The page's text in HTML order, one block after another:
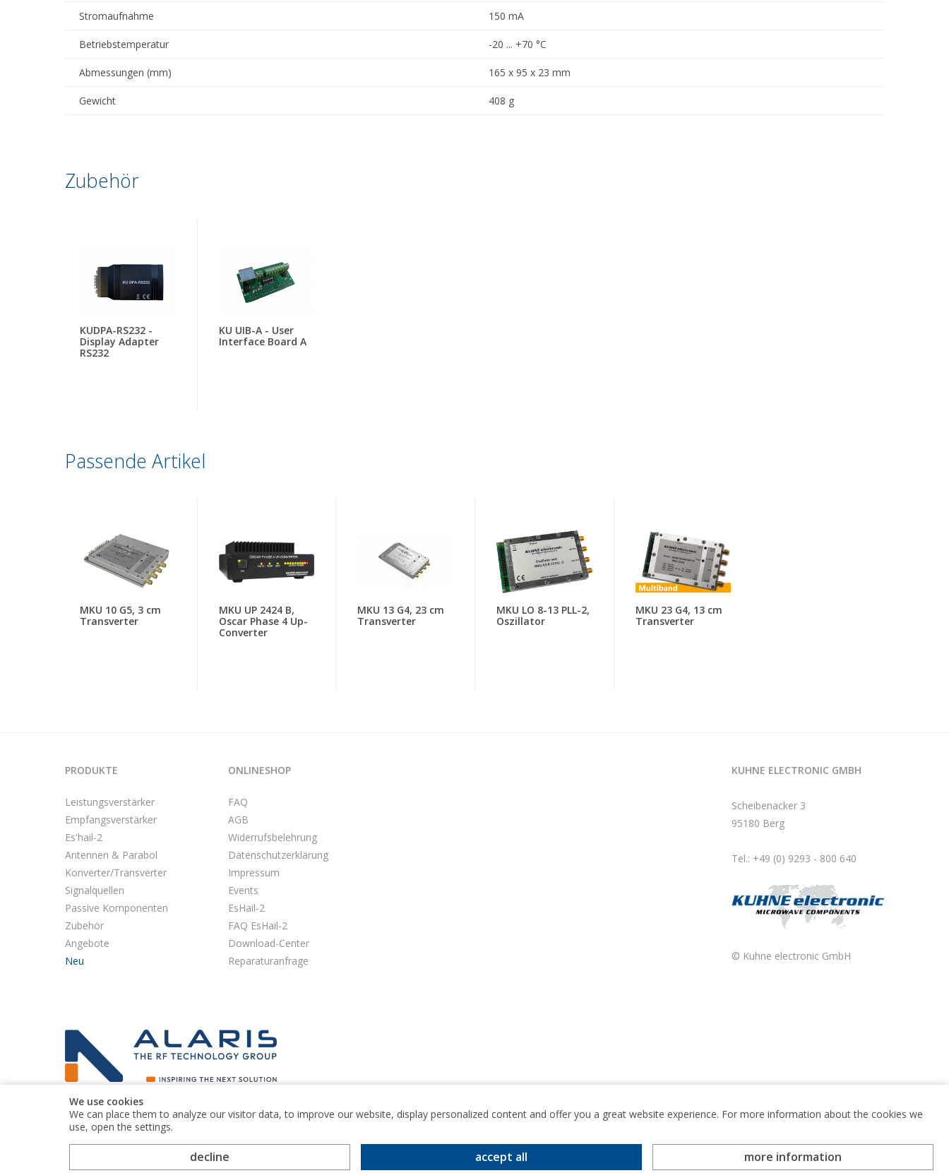
Stromaufnahme 150 mA
Betriebstemperatur -20 ... +70 °C
Abmessungen (mm) 165 x 95 x 23 mm
Gewicht 408 g
Zubehör
KUDPA-RS232 -
Display Adapter
RS232
KU UIB-A - User
Interface Board A
Passende Artikel
MKU 10 G5, 3 cm
Transverter
MKU UP 2424 B,
Oscar Phase 4 Up-
Converter
MKU 13 G4, 23 cm
Transverter
MKU LO 8-13 PLL-2,
Oszillator
MKU 23 G4, 13 cm
Transverter
PRODUKTE
Leistungsverstärker
Empfangsverstärker
Es'hail-2
Antennen & Parabol
Konverter/Transverter
Signalquellen
Passive Komponenten
Zubehör
Angebote
Neu
ONLINESHOP
FAQ
AGB
Widerrufsbelehrung
Datenschutzerklärung
Impressum
Events
EsHail-2
FAQ EsHail-2
Download-Center
Reparaturanfrage
KUHNE ELECTRONIC GMBH
Scheibenacker 3
95180 Berg
Tel.: +49 (0) 9293 - 800 640
© Kuhne electronic GmbH
Kuhne electronic GmbH is part of the Alaris Holdings
group of companies
We use cookies
We can place them to analyze our visitor data, to improve our website, display personalized content and offer you a great website experience. For more information about the cookies we
use, open the settings.
decline accept all more information